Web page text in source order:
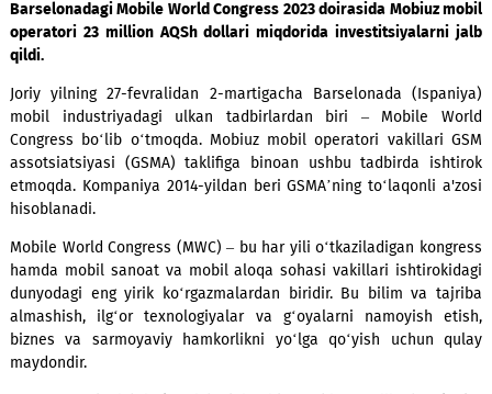
Barselonadagi Mobile World Congress 2023 doirasida
operatori 23 million AQSh dollari miqdorida
qildi.
Joriy yilning 27-fevralidan 2-martigacha Barselonada
mobil industriyadagi ulkan tadbirlardan biri – Mobile
Congress bo‘lib o‘tmoqda. Mobiuz mobil operatori
assotsiatsiyasi (GSMA) taklifiga binoan ushbu tadbirda
etmoqda. Kompaniya 2014-yildan beri GSMA’ning to‘laqonli
hisoblanadi.
Mobile World Congress (MWC) – bu har yili o‘tkaziladigan